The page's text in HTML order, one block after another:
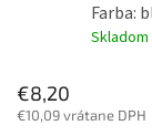
Farba:
Skladom
€8,20
€10,09 vrátane DPH